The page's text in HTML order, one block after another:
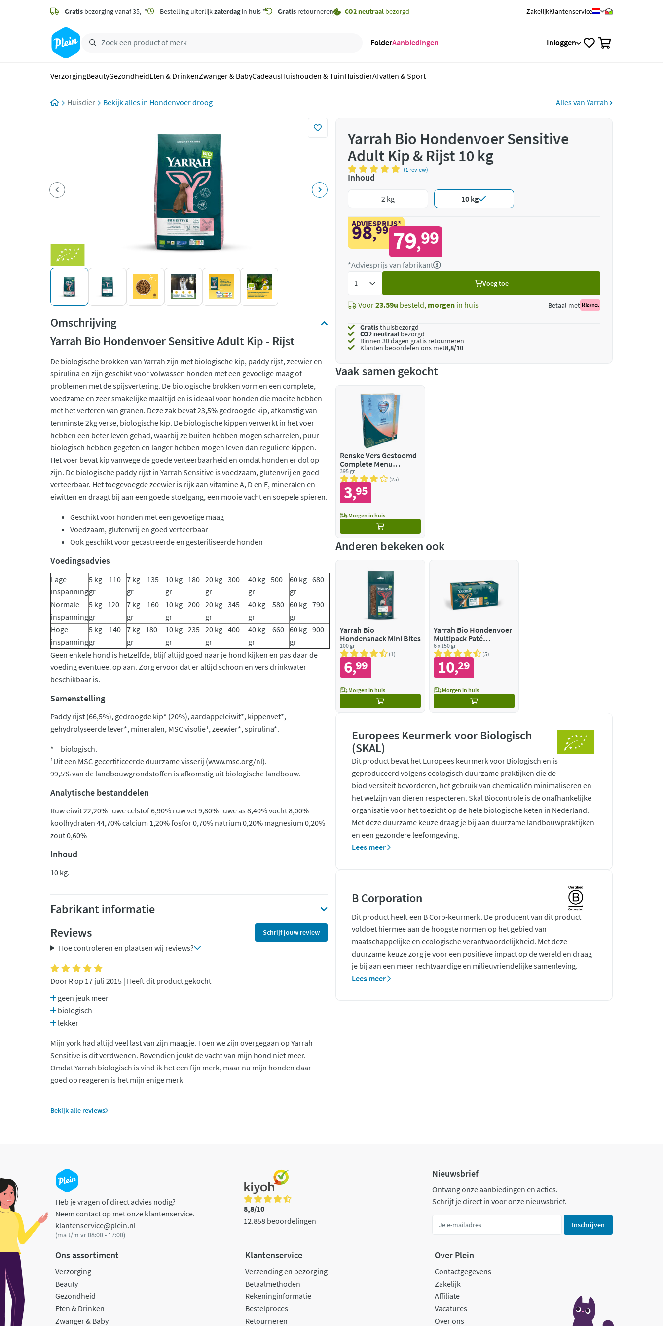
zoeken
hoofdinhoud
Gratis bezorging vanaf 35,- * Bestelling uiterlijkzaterdagin huis * Gratis retourneren CO2 neutraal bezorgd ZakelijkKlantenservice
FolderAanbiedingen Inloggen
VerzorgingBeautyGezondheidEten & DrinkenZwanger & BabyCadeausHuishouden & TuinHuisdierAfvallen & Sport
Huisdier Hondenvoer droog Alles van Yarrah
Omschrijving
Yarrah Bio Hondenvoer Sensitive Adult Kip - Rijst
De biologische brokken van Yarrah zijn met biologische kip, paddy rijst, zeewier en
spirulina en zijn geschikt voor volwassen honden met een gevoelige maag of
problemen met de spijsvertering. De biologische brokken vormen een complete,
voedzame en zeer smakelijke maaltijd en is ideaal voor honden die moeite hebben
met het verteren van granen. Deze zak bevat 23,5% gedroogde kip, afkomstig van
tenminste 2kg verse, biologische kip. De biologische kippen verwerkt in het voer
hebben een beter leven gehad, waarbij ze buiten hebben mogen scharrelen, puur
biologisch hebben gegeten en langer hebben mogen leven dan reguliere kippen.
Het voer bevat kip vanwege de goede verteerbaarheid en omdat honden er dol op
zijn. De biologische paddy rijst in Yarrah Sensitive is voedzaam, glutenvrij en goed
verteerbaar. Het toegevoegde zeewier is rijk aan vitamine A, D en E, mineralen en
eiwitten en draagt bij aan een goede stoelgang, een mooie vacht en soepele spieren.
Geschikt voor honden met een gevoelige maag
Voedzaam, glutenvrij en goed verteerbaar
Ook geschikt voor gecastreerde en gesteriliseerde honden
Voedingsadvies
Lage
inspanning
5 kg - 110
gr
7 kg - 135
gr
10 kg - 180
gr
20 kg - 300
gr
40 kg - 500
gr
60 kg - 680
gr
Normale
inspanning
5 kg - 120
gr
7 kg - 160
gr
10 kg - 200
gr
20 kg - 345
gr
40 kg - 580
gr
60 kg - 790
gr
Hoge
inspanning
5 kg - 140
gr
7 kg - 180
gr
10 kg - 235
gr
20 kg - 400
gr
40 kg - 660
gr
60 kg - 900
gr
Geen enkele hond is hetzelfde, blijf altijd goed naar je hond kijken en pas daar de
voeding eventueel op aan. Zorg ervoor dat er altijd schoon en vers drinkwater
beschikbaar is.
Samenstelling
Paddy rijst (66,5%), gedroogde kip* (20%), aardappeleiwit*, kippenvet*,
gehydrolyseerde lever*, mineralen, MSC visolie¹, zeewier*, spirulina*.
* = biologisch.
¹Uit een MSC gecertificeerde duurzame visserij (www.msc.org/nl).
99,5% van de landbouwgrondstoffen is afkomstig uit biologische landbouw.
Analytische bestanddelen
Ruw eiwit 22,20% ruwe celstof 6,90% ruw vet 9,80% ruwe as 8,40% vocht 8,00%
koolhydraten 44,70% calcium 1,20% fosfor 0,70% natrium 0,20% magnesium 0,20%
zout 0,60%
Inhoud
10 kg.
Fabrikant informatie
Reviews
Schrijf jouw review
Hoe controleren en plaatsen wij reviews?
Door R op 17 juli 2015 | Heeft dit product gekocht
geen jeuk meer
biologisch
lekker
Mijn york had altijd veel last van zijn maagje. Toen we zijn overgegaan op Yarrah
Sensitive is dit verdwenen. Bovendien jeukt de vacht van mijn hond niet meer.
Omdat Yarrah biologisch is vind ik het een fijn merk, maar nu mijn honden daar
goed op reageren is het mijn enige merk.
Bekijk alle reviews
Yarrah Bio Hondenvoer Sensitive
Adult Kip & Rijst 10 kg
(1 review)
Inhoud
2 kg 10 kg
ADVIESPRIJS*
98,99 79,99
*Adviesprijs van fabrikant
Voeg toe
Voor23.59u besteld, morgen in huis Betaal met
Gratisthuisbezorgd
CO2 neutraal bezorgd
Binnen 30 dagen gratis retourneren
Klanten beoordelen ons met8,8/10
Vaak samen gekocht
Renske Vers Gestoomd
Complete Menu
Hondenvoer Nat Zalm
Graanvrij
395 gr
25
3,95
Morgen in huis
Anderen bekeken ook
Yarrah Bio
Hondensnack Mini Bites
100 gr
1
6,99
Morgen in huis
Yarrah Bio Hondenvoer
Multipack Paté
Graanvrij Kip & Kalkoen
& Rund
6 x 150 gr
5
10,29
Morgen in huis
Europees Keurmerk voor Biologisch
(SKAL)
Dit product bevat het Europees keurmerk voor Biologisch en is
geproduceerd volgens ecologisch duurzame praktijken die de
biodiversiteit bevorderen, het gebruik van chemicaliën minimaliseren en
het welzijn van dieren respecteren. Skal Biocontrole is de onafhankelijke
organisatie voor het toezicht op de hele biologische keten in Nederland.
Met deze duurzame keuze draag je bij aan duurzame landbouwpraktijken
en een gezondere leefomgeving.
Lees meer
B Corporation
Dit product heeft een B Corp-keurmerk. De producent van dit product
voldoet hiermee aan de hoogste normen op het gebied van
maatschappelijke en ecologische verantwoordelijkheid. Met deze
duurzame keuze zorg je voor een positieve impact op de wereld en draag
je bij aan een meer rechtvaardige en milieuvriendelijke samenleving.
Lees meer
Heb je vragen of direct advies nodig?
Neem contact op met onze klantenservice.
klantenservice@plein.nl
(ma t/m vr 08:00 - 17:00)
8,8/10
12.858 beoordelingen
Nieuwsbrief
Ontvang onze aanbiedingen en acties.
Schrijf je direct in voor onze nieuwsbrief.
Inschrijven
Ons assortiment
Verzorging
Beauty
Gezondheid
Eten & Drinken
Zwanger & Baby
Klantenservice
Verzending en bezorging
Betaalmethoden
Rekeninginformatie
Bestelproces
Retourneren
Over Plein
Contactgegevens
Zakelijk
Affiliate
Vacatures
Over ons